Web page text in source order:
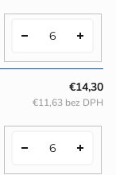
€14,30
€11,63 bez DPH